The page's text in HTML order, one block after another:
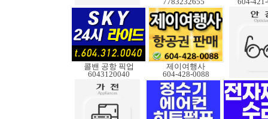
콜밴 공항 픽업
6043120040
제이여행사
604-428-0088